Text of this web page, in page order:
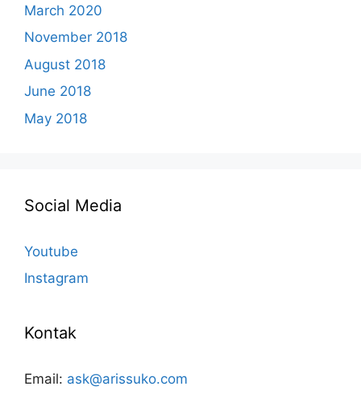
March 2020
November 2018
August 2018
June 2018
May 2018
Social Media
Youtube
Instagram
Kontak
Email: ask@arissuko.com